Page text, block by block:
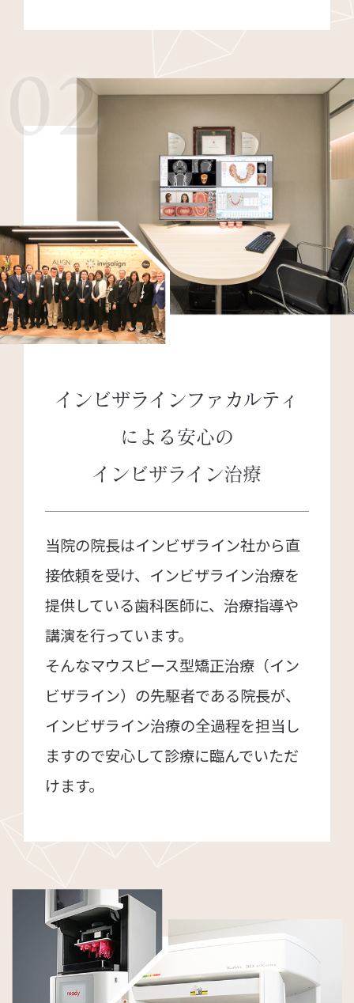
02
インビザラインファカルティ
による 安心の
インビザライン治療
当院の院長はインビザライン社から直
接依頼を受け、インビザライン治療を
提供している歯科医師に、治療指導や
講演を行っています。
そんなマウスピース型矯正治療（イン
ビザライン）の先駆者である院長が、
インビザライン治療の全過程を担当し
ますので安心して診療に臨んでいただ
けます。